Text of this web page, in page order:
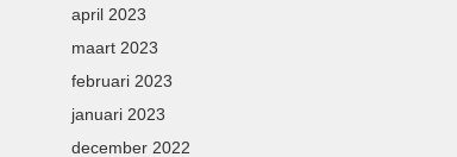
april 2023
maart 2023
februari 2023
januari 2023
december 2022